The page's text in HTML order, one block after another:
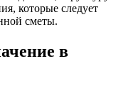
которые следует
сметы.
в